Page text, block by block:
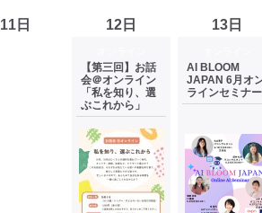
11日 12日
【第三回】お話
会＠オンライン
「私を知り、選
ぶこれから」
13日
AI BLOOM
JAPAN 6月オ
ラインセミナー